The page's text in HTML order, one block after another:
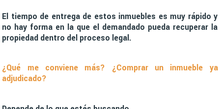
El tiempo de entrega de estos inmuebles es muy rápido y
no hay forma en la que el demandado pueda recuperar la
propiedad dentro del proceso legal.
¿Qué me conviene más? ¿Comprar un inmueble ya
adjudicado?